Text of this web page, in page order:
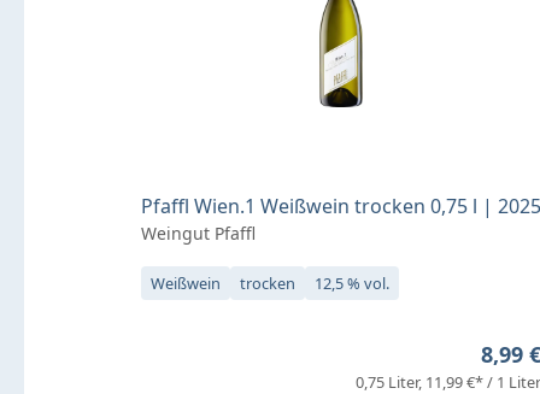
Pfaffl Wien.1 Weißwein trocken 0,75 l | 2025
Weingut Pfaffl
Weißwein trocken 12,5 % vol.
8,99 €
0,75 Liter 11,99 €* / 1 Liter